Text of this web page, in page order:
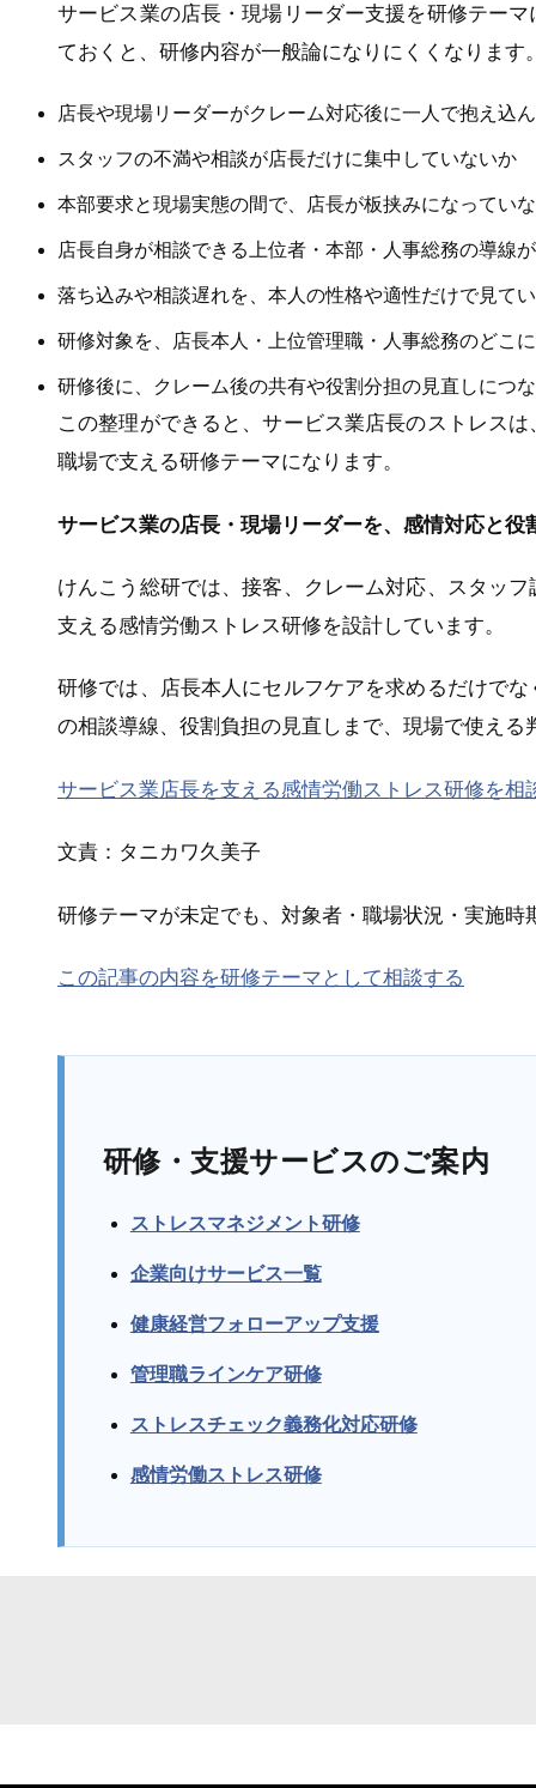
サービス業の店長・現場リーダー支援を研修テー
ておくと、研修内容が一般論になりにくくなります
店長や現場リーダーがクレーム対応後に一人で抱え込
スタッフの不満や相談が店長だけに集中していないか
本部要求と現場実態の間で、店長が板挟みになってい
店長自身が相談できる上位者・本部・人事総務の導線
落ち込みや相談遅れを、本人の性格や適性だけで見て
研修対象を、店長本人・上位管理職・人事総務のどこ
研修後に、クレーム後の共有や役割分担の見直しにつ
この整理ができると、サービス業店長のストレス
職場で支える研修テーマになります。
サービス業の店長・現場リーダーを、感情対応と
けんこう総研では、接客、クレーム対応、スタッ
支える感情労働ストレス研修を設計しています。
研修では、店長本人にセルフケアを求めるだけで
の相談導線、役割負担の見直しまで、現場で使える
サービス業店長を支える感情労働ストレス研修を相
文責：タニカワ久美子
研修テーマが未定でも、対象者・職場状況・実施時
この記事の内容を研修テーマとして相談する
研修・支援サービスのご案内
ストレスマネジメント研修
企業向けサービス一覧
健康経営フォローアップ支援
管理職ラインケア研修
ストレスチェック義務化対応研修
感情労働ストレス研修